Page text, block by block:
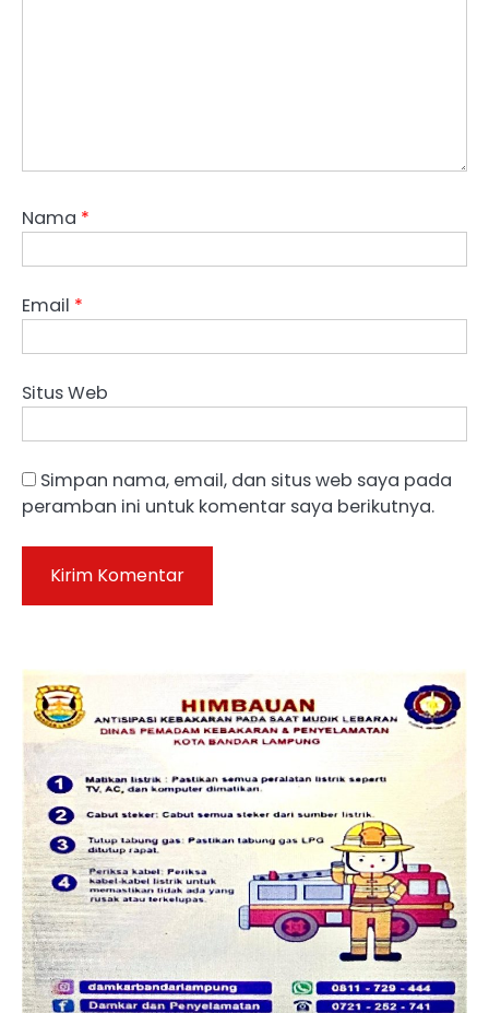
Nama *
Email *
Situs Web
Simpan nama, email, dan situs web saya pada
peramban ini untuk komentar saya berikutnya.